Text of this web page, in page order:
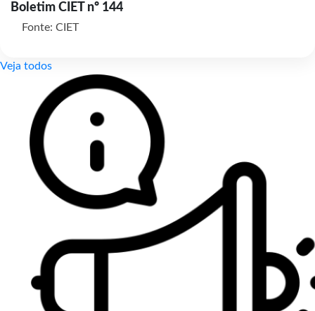
Boletim CIET nº 144
Fonte: CIET
Veja todos